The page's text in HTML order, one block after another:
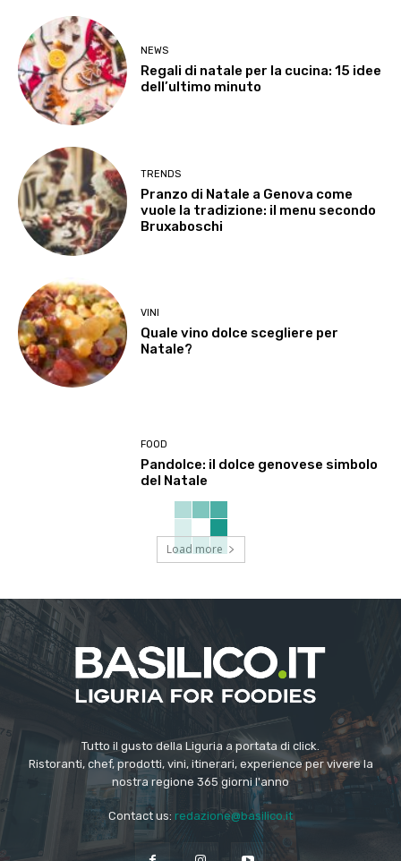
NEWS
Regali di natale per la cucina: 15 idee
dell’ultimo minuto
TRENDS
Pranzo di Natale a Genova come
vuole la tradizione: il menu secondo
Bruxaboschi
VINI
Quale vino dolce scegliere per
Natale?
FOOD
Pandolce: il dolce genovese simbolo
del Natale
Load more